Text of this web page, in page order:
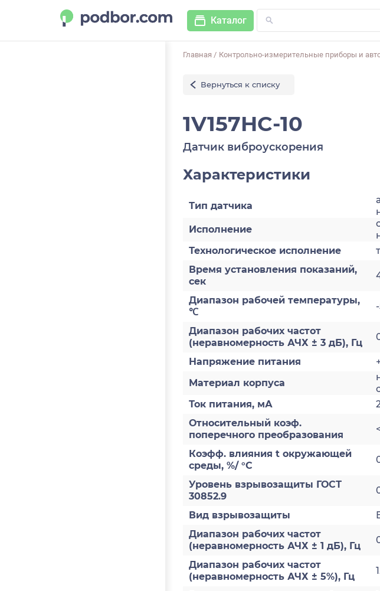
Каталог
Главная / Контрольно-измерительные приборы и
Вернуться к списку
1V157HC-10
Датчик виброускорения
Характеристики
Тип датчика
Исполнение
Технологическое исполнение
Время установления показаний,
сек
Диапазон рабочей температуры,
℃
Диапазон рабочих частот
(неравномерность АЧХ ± 3 дБ), Гц
Напряжение питания
Материал корпуса
Ток питания, мА
Относительный коэф.
поперечного преобразования
Коэфф. влияния t окружающей
среды, %/ °С
Уровень взрывозащиты ГОСТ
30852.9
Вид взрывозащиты
Диапазон рабочих частот
(неравномерность АЧХ ± 1 дБ), Гц
Диапазон рабочих частот
(неравномерность АЧХ ± 5%), Гц